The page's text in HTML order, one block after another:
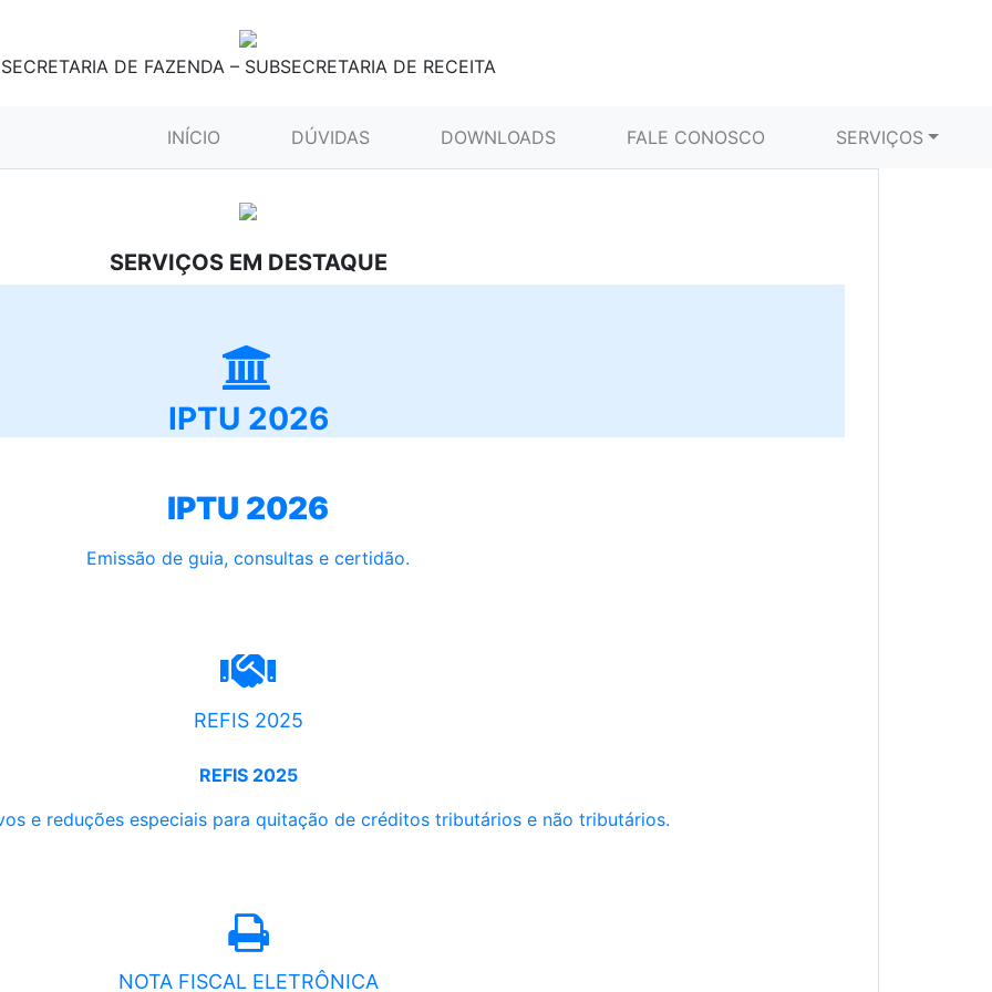
SECRETARIA DE FAZENDA – SUBSECRETARIA DE RECEITA
INÍCIO (CURRENT)DÚVIDAS DOWNLOADS FALE CONOSCO SERVIÇOS
SERVIÇOS EM DESTAQUE
IPTU 2026
IPTU 2026
Emissão de guia, consultas e certidão.
REFIS 2025
REFIS 2025
e reduções especiais para quitação de créditos tributários e não tributários.
NOTA FISCAL ELETRÔNICA